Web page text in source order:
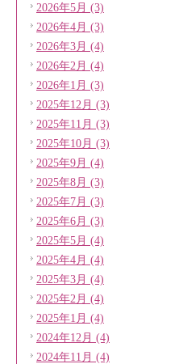
2026年5月 (3)
2026年4月 (3)
2026年3月 (4)
2026年2月 (4)
2026年1月 (3)
2025年12月 (3)
2025年11月 (3)
2025年10月 (3)
2025年9月 (4)
2025年8月 (3)
2025年7月 (3)
2025年6月 (3)
2025年5月 (4)
2025年4月 (4)
2025年3月 (4)
2025年2月 (4)
2025年1月 (4)
2024年12月 (4)
2024年11月 (4)